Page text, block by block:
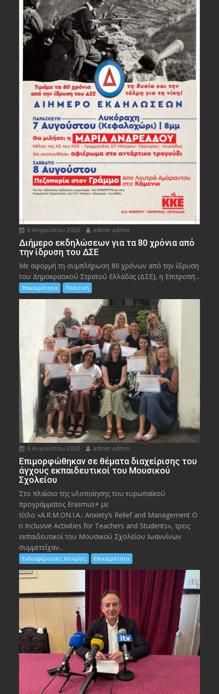
6 Αυγούστου 2026 admin admin
Διήμερο εκδηλώσεων για τα 80 χρόνια από
την ίδρυση του ΔΣΕ
Με αφορμή τη συμπλήρωση 80 χρόνων από την ίδρυση
του Δημοκρατικού Στρατού Ελλάδας (ΔΣΕ), η Επιτροπή...
Επικαιρότητα Πολιτική
6 Αυγούστου 2026 admin admin
Eπιμορφώθηκαν σε θέματα διαχείρισης του
άγχους εκπαιδευτικοί του Μουσικού
Σχολείου
Στο πλαίσιο της υλοποίησης του ευρωπαϊκού
προγράμματος Erasmus+ με
τίτλο «A.R.M.ON.I.A.: Anxiety’s Relief and Management O
n Inclusive Activities for Teachers and Students», τρεις
εκπαιδευτικοί του Μουσικού Σχολείου Ιωαννίνων
συμμετείχαν...
Ενδιαφέρουσες Ιστορίες Επικαιρότητα